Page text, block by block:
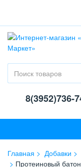
8(3952)736-
Главная Добавки
Протеиновый